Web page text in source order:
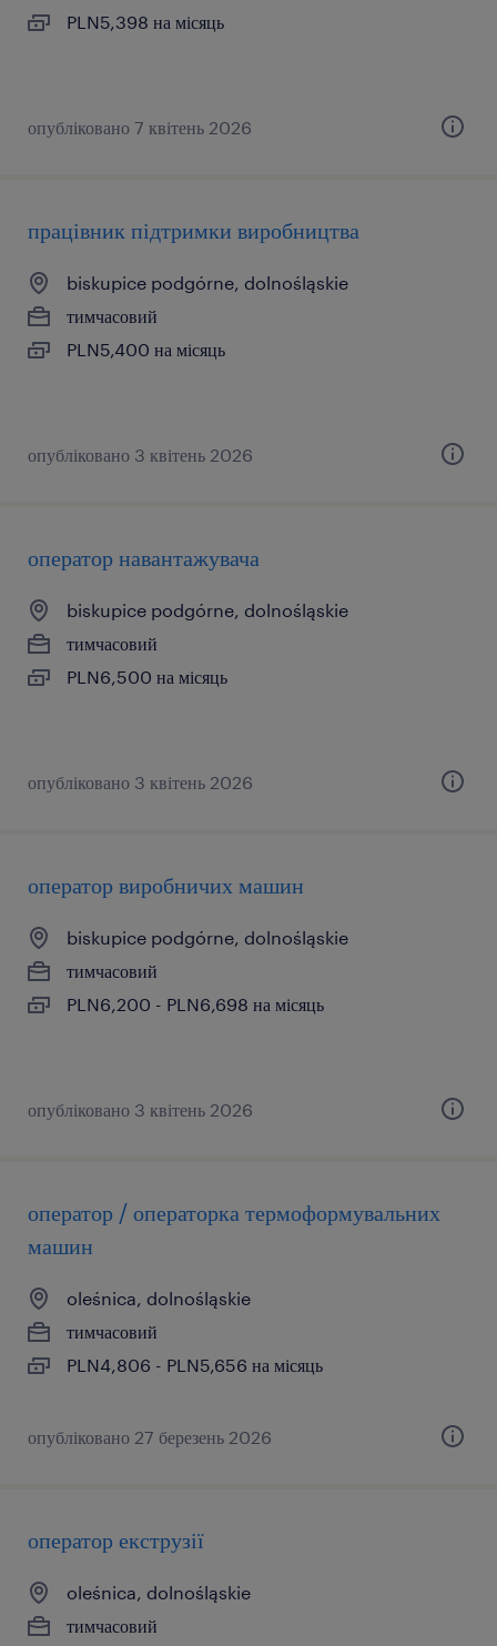
PLN5,398 на місяць
опубліковано 7 квітень 2026
працівник підтримки виробництва
biskupice podgórne, dolnośląskie
тимчасовий
PLN5,400 на місяць
опубліковано 3 квітень 2026
оператор навантажувача
biskupice podgórne, dolnośląskie
тимчасовий
PLN6,500 на місяць
опубліковано 3 квітень 2026
оператор виробничих машин
biskupice podgórne, dolnośląskie
тимчасовий
PLN6,200 - PLN6,698 на місяць
опубліковано 3 квітень 2026
оператор / операторка термоформувальних
машин
oleśnica, dolnośląskie
тимчасовий
PLN4,806 - PLN5,656 на місяць
опубліковано 27 березень 2026
оператор екструзії
oleśnica, dolnośląskie
тимчасовий